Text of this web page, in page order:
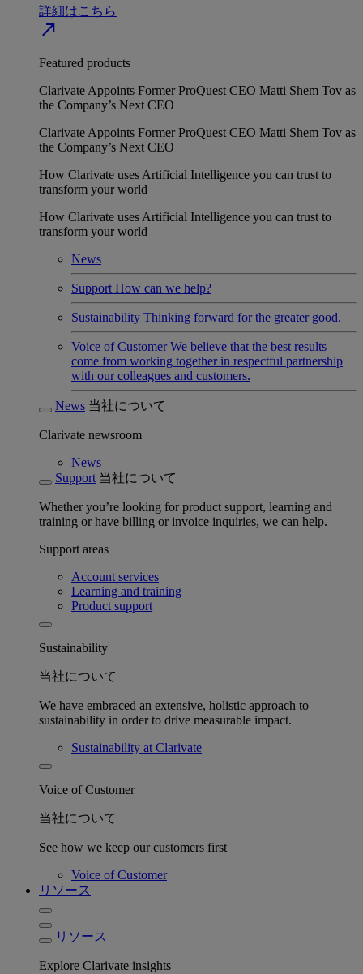
詳細はこちら
north_east
Featured products
Clarivate Appoints Former ProQuest CEO Matti Shem Tov as
the Company’s Next CEO
Clarivate Appoints Former ProQuest CEO Matti Shem Tov as
the Company’s Next CEO
How Clarivate uses Artificial Intelligence you can trust to
transform your world
How Clarivate uses Artificial Intelligence you can trust to
transform your world
News
Support How can we help?
Sustainability Thinking forward for the greater good.
Voice of Customer We believe that the best results
come from working together in respectful partnership
with our colleagues and customers.
News 当社について
Clarivate newsroom
News
Support 当社について
Whether you’re looking for product support, learning and
training or have billing or invoice inquiries, we can help.
Support areas
Account services
Learning and training
Product support
Sustainability
当社について
We have embraced an extensive, holistic approach to
sustainability in order to drive measurable impact.
Sustainability at Clarivate
Voice of Customer
当社について
See how we keep our customers first
Voice of Customer
リソース
リソース
Explore Clarivate insights